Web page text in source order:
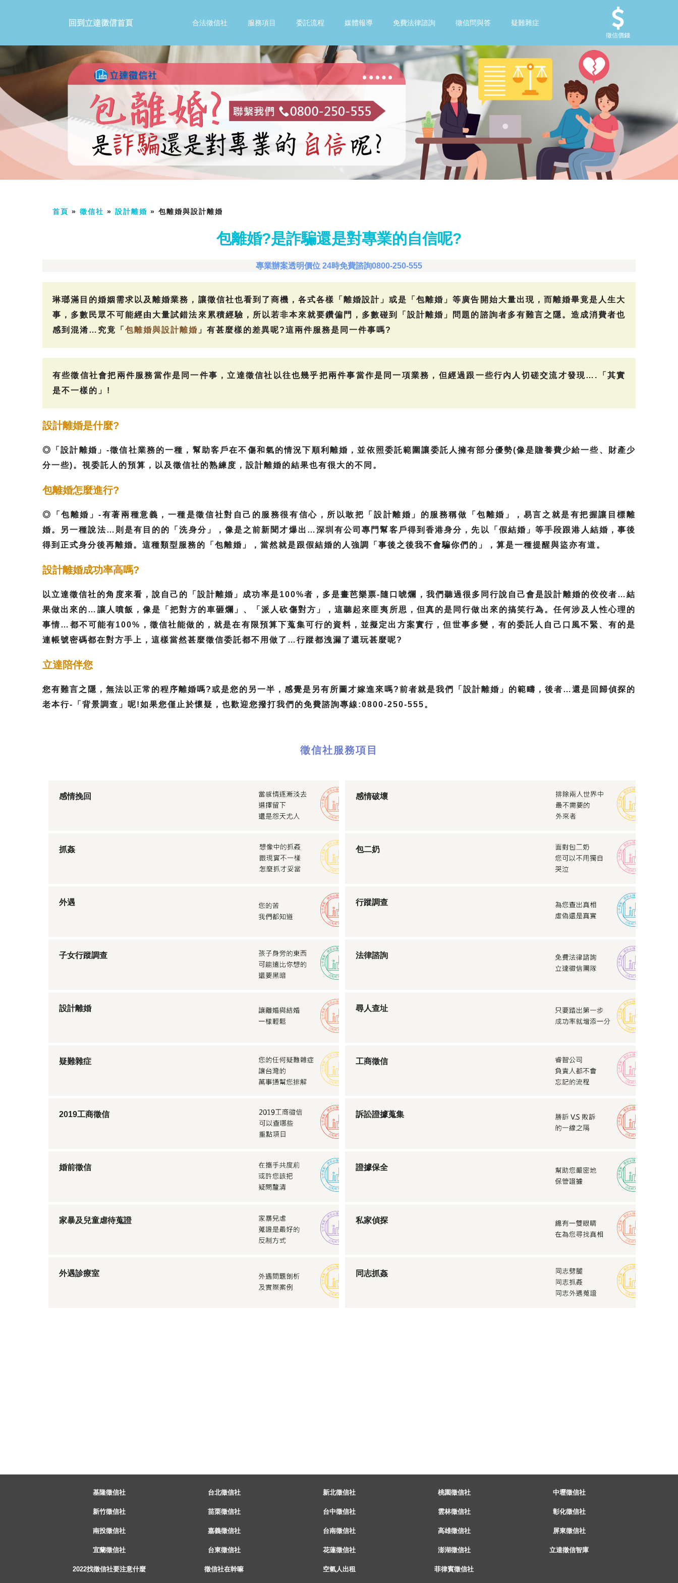
合法徵信社 服務項目 委託流程 媒體報導 免費法律諮詢 徵信問與答 疑難雜症
徵信價錢
首頁 » 徵信社 » 設計離婚 » 包離婚與設計離婚
包離婚?是詐騙還是對專業的自信呢?
專業辦案透明價位 24時免費諮詢0800-250-555
琳瑯滿目的婚姻需求以及離婚業務，讓徵信社也看到了商機，各式各樣「離婚設計」或是「包離婚」等廣告開始大量出現，而離婚畢竟是人生大
事，多數民眾不可能經由大量試錯法來累積經驗，所以若非本來就要鑽偏門，多數碰到「設計離婚」問題的諮詢者多有難言之隱。造成消費者也
感到混淆…究竟「 包離婚與設計離婚 」有甚麼樣的差異呢?這兩件服務是同一件事嗎?
有些徵信社會把兩件服務當作是同一件事，立達徵信社以往也幾乎把兩件事當作是同一項業務，但經過跟一些行內人切磋交流才發現….「其實
是不一樣的」!
設計離婚是什麼?
◎「設計離婚」-徵信社業務的一種，幫助客戶在不傷和氣的情況下順利離婚，並依照委託範圍讓委託人擁有部分優勢(像是贍養費少給一些、財產少
分一些)。視委託人的預算，以及徵信社的熟練度，設計離婚的結果也有很大的不同。
包離婚怎麼進行?
◎「包離婚」-有著兩種意義，一種是徵信社對自己的服務很有信心，所以敢把「設計離婚」的服務稱做「包離婚」，易言之就是有把握讓目標離
婚。另一種說法…則是有目的的「洗身分」，像是之前新聞才爆出…深圳有公司專門幫客戶得到香港身分，先以「假結婚」等手段跟港人結婚，事後
得到正式身分後再離婚。這種類型服務的「包離婚」，當然就是跟假結婚的人強調「事後之後我不會騙你們的」，算是一種提醒與盜亦有道。
設計離婚成功率高嗎?
以立達徵信社的角度來看，說自己的「設計離婚」成功率是100%者，多是畫芭樂票-隨口唬爛，我們聽過很多同行說自己會是設計離婚的佼佼者…結
果做出來的…讓人噴飯，像是「把對方的車砸爛」、「派人砍傷對方」，這聽起來匪夷所思，但真的是同行做出來的搞笑行為。任何涉及人性心理的
事情…都不可能有100%，徵信社能做的，就是在有限預算下蒐集可行的資料，並擬定出方案實行，但世事多變，有的委託人自己口風不緊、有的是
連帳號密碼都在對方手上，這樣當然甚麼徵信委託都不用做了…行蹤都洩漏了還玩甚麼呢?
立達陪伴您
您有難言之隱，無法以正常的程序離婚嗎?或是您的另一半，感覺是另有所圖才嫁進來嗎?前者就是我們「設計離婚」的範疇，後者…還是回歸偵探的
老本行-「背景調查」呢!如果您僅止於懷疑，也歡迎您撥打我們的免費諮詢專線:0800-250-555。
徵信社服務項目
感情挽回 感情破壞
抓姦 包二奶
外遇 行蹤調查
子女行蹤調查 法律諮詢
設計離婚 尋人查址
疑難雜症 工商徵信
2019工商徵信 訴訟證據蒐集
婚前徵信 證據保全
家暴及兒童虐待蒐證 私家偵探
外遇診療室 同志抓姦
基隆徵信社 台北徵信社 新北徵信社 桃園徵信社 中壢徵信社
新竹徵信社 苗栗徵信社 台中徵信社 雲林徵信社 彰化徵信社
南投徵信社 嘉義徵信社 台南徵信社 高雄徵信社 屏東徵信社
宜蘭徵信社 台東徵信社 花蓮徵信社 澎湖徵信社 立達徵信智庫
2022找徵信社要注意什麼 徵信社在幹嘛 空氣人出租 菲律賓徵信社